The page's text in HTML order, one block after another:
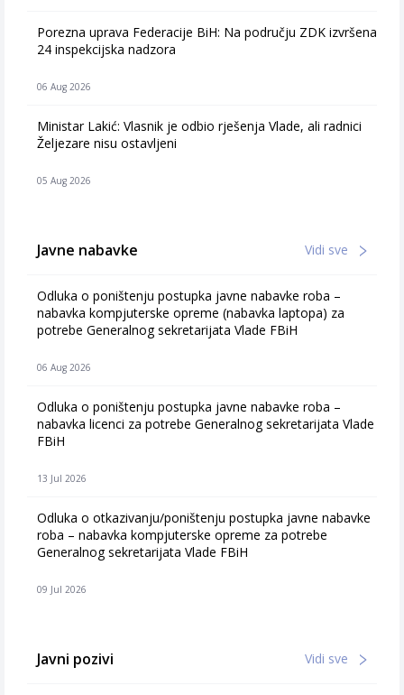
Porezna uprava Federacije BiH: Na području ZDK izvršena
24 inspekcijska nadzora
06 Aug 2026
Ministar Lakić: Vlasnik je odbio rješenja Vlade, ali radnici
Željezare nisu ostavljeni
05 Aug 2026
Javne nabavke Vidi sve
Odluka o poništenju postupka javne nabavke roba –
nabavka kompjuterske opreme (nabavka laptopa) za
potrebe Generalnog sekretarijata Vlade FBiH
06 Aug 2026
Odluka o poništenju postupka javne nabavke roba –
nabavka licenci za potrebe Generalnog sekretarijata Vlade
FBiH
13 Jul 2026
Odluka o otkazivanju/poništenju postupka javne nabavke
roba – nabavka kompjuterske opreme za potrebe
Generalnog sekretarijata Vlade FBiH
09 Jul 2026
Javni pozivi Vidi sve